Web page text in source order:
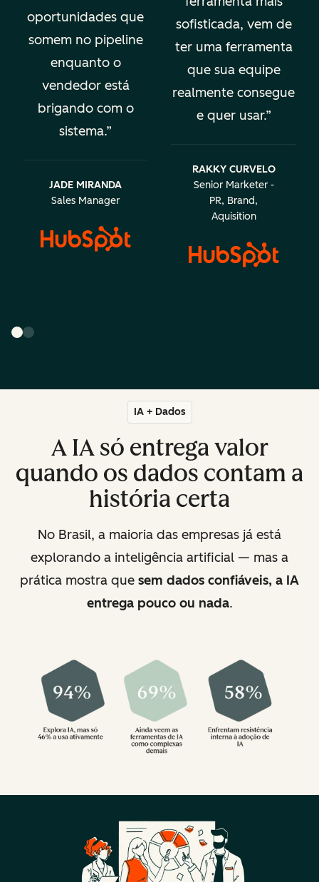
oportunidades que
somem no pipeline
enquanto o
vendedor está
brigando com o
sistema.
JADE MIRANDA
Sales Manager
sofisticada, vem de
ter uma ferramenta
que sua equipe
realmente consegue
e quer usar.
RAKKY CURVELO
Senior Marketer -
PR, Brand,
Aquisition
IA + Dados
A IA só entrega valor
quando os dados contam a
história certa
No Brasil, a maioria das empresas já está
explorando a inteligência artificial — mas a
prática mostra que sem dados confiáveis, a IA
entrega pouco ou nada.